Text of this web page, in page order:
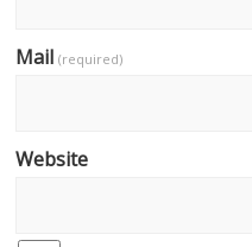
Mail(required)
Website